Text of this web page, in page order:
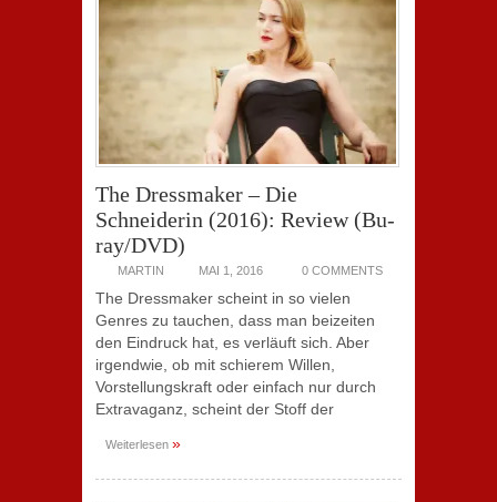
The Dressmaker – Die
Schneiderin (2016): Review (Bu-
ray/DVD)
MARTIN MAI 1, 2016 0 COMMENTS
The Dressmaker scheint in so vielen
Genres zu tauchen, dass man beizeiten
den Eindruck hat, es verläuft sich. Aber
irgendwie, ob mit schierem Willen,
Vorstellungskraft oder einfach nur durch
Extravaganz, scheint der Stoff der
Weiterlesen »